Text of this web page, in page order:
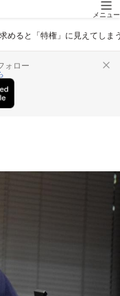
メニュー
めると「特権」に見えてし
ォロー